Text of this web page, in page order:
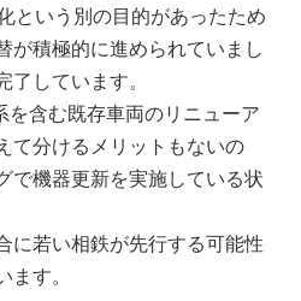
という別の目的があったため
が積極的に進められていまし
了しています。
を含む既存車両のリニューア
て分けるメリットもないの
で機器更新を実施している状
に若い相鉄が先行する可能性
ます。